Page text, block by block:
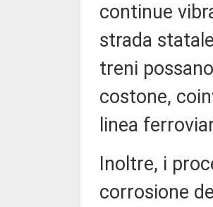
continue
strada
treni
costone,
linea
Inoltre, i
corrosione